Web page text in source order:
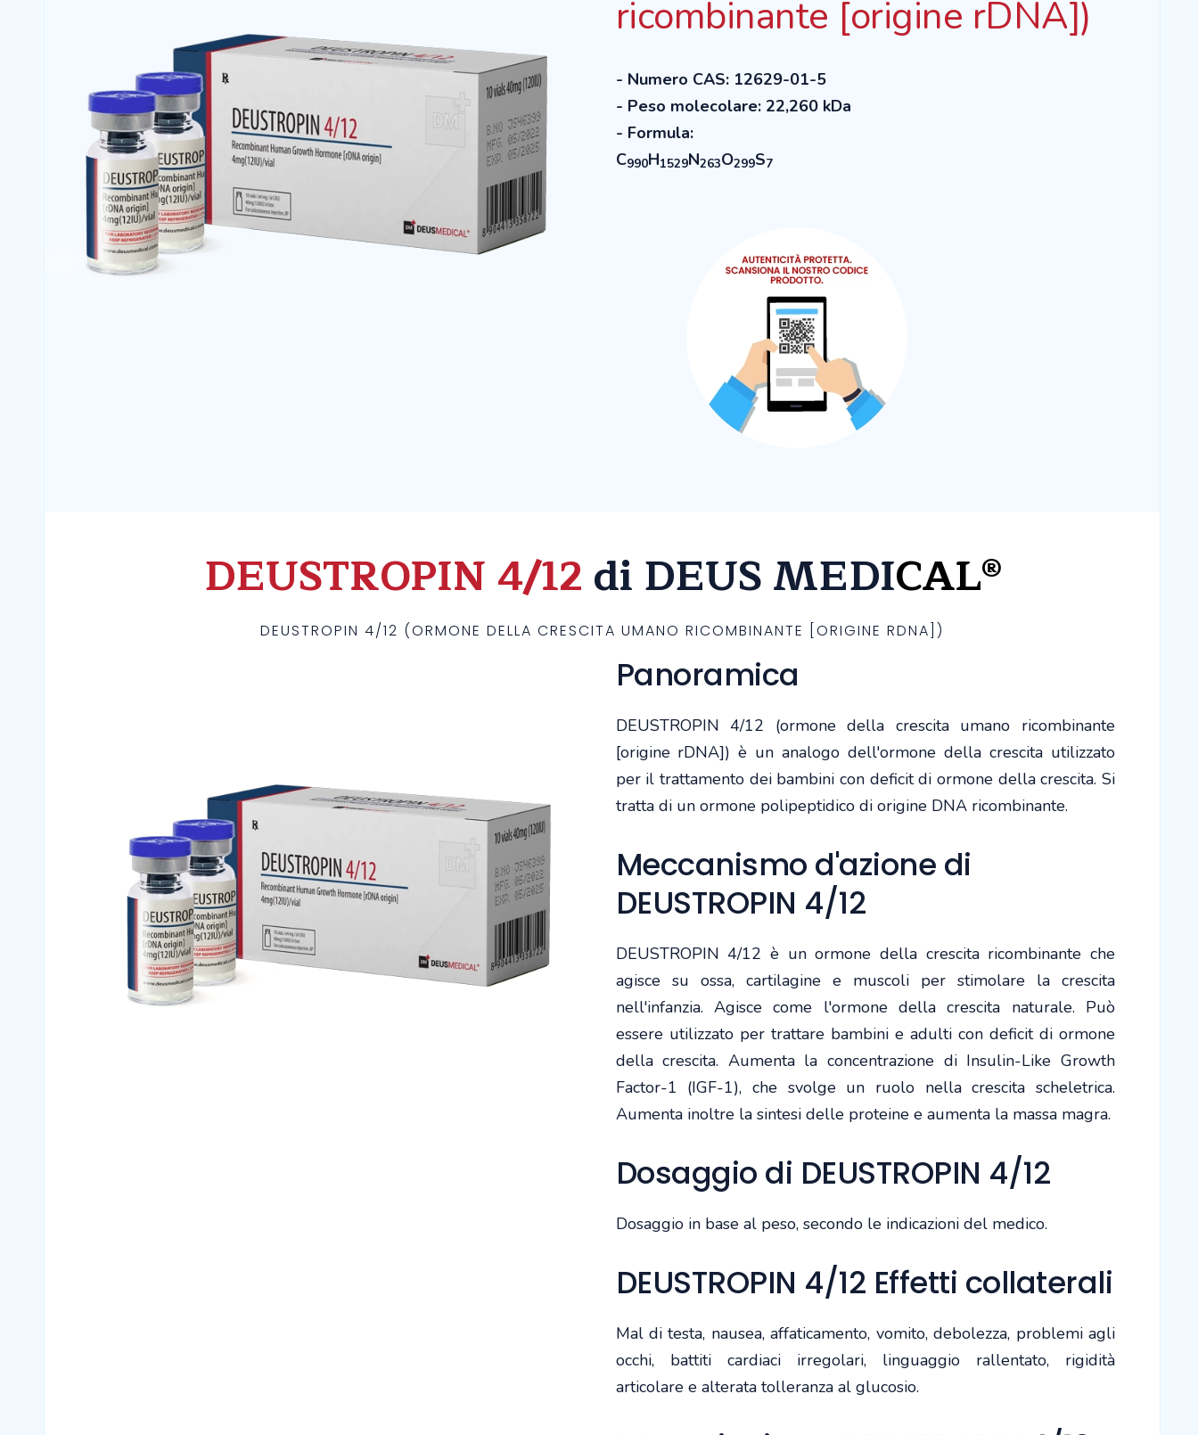
ricombinante [origine rDNA])
- Numero CAS: 12629-01-5
- Peso molecolare: 22,260 kDa
- Formula:
C990H1529N263O299S7
DEUSTROPIN 4/12di DEUS MEDICAL®
DEUSTROPIN 4/12 (ORMONE DELLA CRESCITA UMANO RICOMBINANTE [ORIGINE RDNA])
Panoramica
DEUSTROPIN 4/12 (ormone della crescita umano ricombinante
[origine rDNA]) è un analogo dell'ormone della crescita utilizzato
per il trattamento dei bambini con deficit di ormone della crescita. Si
tratta di un ormone polipeptidico di origine DNA ricombinante.
Meccanismo d'azione di
DEUSTROPIN 4/12
DEUSTROPIN 4/12 è un ormone della crescita ricombinante che
agisce su ossa, cartilagine e muscoli per stimolare la crescita
nell'infanzia. Agisce come l'ormone della crescita naturale. Può
essere utilizzato per trattare bambini e adulti con deficit di ormone
della crescita. Aumenta la concentrazione di Insulin-Like Growth
Factor-1 (IGF-1), che svolge un ruolo nella crescita scheletrica.
Aumenta inoltre la sintesi delle proteine e aumenta la massa magra.
Dosaggio di DEUSTROPIN 4/12
Dosaggio in base al peso, secondo le indicazioni del medico.
DEUSTROPIN 4/12 Effetti collaterali
Mal di testa, nausea, affaticamento, vomito, debolezza, problemi agli
occhi, battiti cardiaci irregolari, linguaggio rallentato, rigidità
articolare e alterata tolleranza al glucosio.